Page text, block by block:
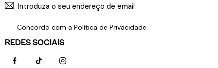
Concordo com a Política de Privacidade.
REDES SOCIAIS